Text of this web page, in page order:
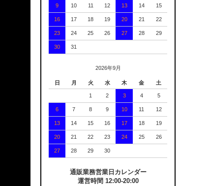
9 10 11 12 13 14 15
16 17 18 19 20 21 22
23 24 25 26 27 28 29
30 31
2026年9月
日 月 火 水 木 金 土
1 2 3 4 5
6 7 8 9 10 11 12
13 14 15 16 17 18 19
20 21 22 23 24 25 26
27 28 29 30
通販業務営業日カレンダー
運営時間 12:00-20:00